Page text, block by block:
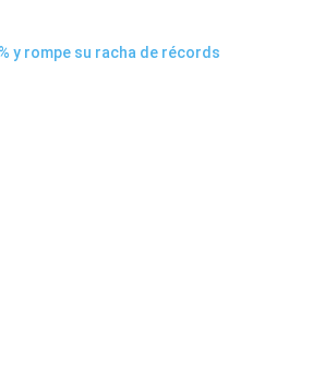
y rompe su racha de récords